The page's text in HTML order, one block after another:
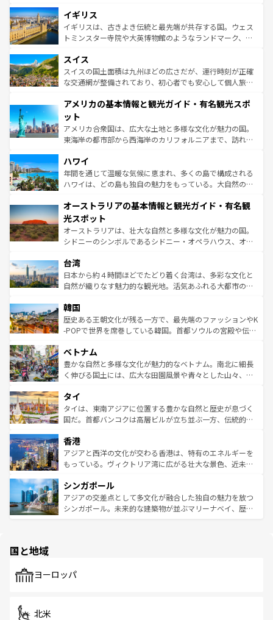
香り高いラベンダー畑など、多彩な楽しみ方が可能だ。さ
らに、パリ以外の地域にも魅力が溢れており、どの街角に
も豊かな歴史と文化が息づいている。パリ以外の個性あふ
を参照してほしい。
顔を持つこの国は、どこを歩いても飽きることがない。ベ
ルリンの文化的活気、バイエルン州のアルプスの絶景、そ
してライン川沿いのワイン畑といった風景は必見。ビール
は、お酒好きな人にはぜひ体験してほしい。 なお、新着の
ドイツ情報はコンテンツ一覧を参照してほしい。
イギリス
イギリスは、古きよき伝統と最先端が共存する国。ウェス
トミンスター寺院や大英博物館のようなランドマーク、歴
リアごとに異なる魅力がある。また、優雅なアフタヌーン
ティー、ビール好きにはたまらない英国パブ、サッカー観
戦など、本場だからこそできる体験も豊富。イギリスを旅
ンツ一覧を参照してほしい。
スイス
スイスの国土面積は九州ほどの広さだが、運行時刻が正確
な交通網が整備されており、初心者でも安心して個人旅行
の建物がそのまま残る町や、スイスならではのユニークな
博物館もあり、アルプス観光だけでなく町歩きも満喫する
ことができる。国民の所得が高いため物価も高いが、旅行
者向けの交通パス提供のサービスもあり、うまく活用すれ
着のスイス情報は
アメリカの基本情報と観光ガイド・有名観光スポ
ット
アメリカ合衆国は、広大な土地と多様な文化が魅力の国。
東海岸の都市部から西海岸のカリフォルニアまで、訪れる
のような巨大都市は、観光、ショッピング、エンターテイ
ンメントが詰まった刺激的なスポットだ。一方、アメリカ
西部には大自然が広がり、グランドキャニオンやイエロー
部のニューオーリンズでは、音楽と美食が融合した独特の
文化が魅力。旅行者はアメリカの各地域で異なる魅力を楽
しみながら、その多様性と豊かな歴史を感じることができ
るだろう。車でのロードトリップや列車の旅も、アメリカ
情報は
ハワイ
年間を通じて温暖な気候に恵まれ、多くの島で構成される
ハワイは、どの島も独自の魅力をもっている。大自然の神
ワイ島は見逃せない。また、定番の観光地といえばオアフ
島だが、静かな自然を求めるならマウイ島やカウアイ島が
おすすめ。エメラルドグリーンに輝く海をはじめ、豊かな
文化や歴史が息づいている。「アロハスピリット」と呼ば
人々、おいしいローカルフードやハワイアンミュージッ
ク、伝統的なフラダンスなど、すべてがハワイの魅力を彩
っている。訪れるたびに新しい発見と感動が待っているハ
はコンテンツ一覧
オーストラリアの基本情報と観光ガイド・有名観
光スポット
オーストラリアは、壮大な自然と多様な文化が魅力の国。
シドニーのシンボルであるシドニー・オペラハウス、オー
リアリーフや大陸中央部にそびえるウルル（エアーズロッ
ク）、タスマニアの美しい原生林やケアンズの熱帯雨林な
ど、見どころがたくさん。また、カフェやワイン、オージ
いる。アクティビティも充実しており、サーフィンやダイ
ビング、ハイキングなど、アウトドア好きにはたまらな
い。オーストラリアの多彩な魅力を存分に味わいつくそ
参照してほしい。
台湾
日本から約４時間ほどでたどり着く台湾は、多彩な文化と
自然が織りなす魅力的な観光地。活気あふれる大都市の台
ン）、静ひつな山岳地帯である台湾東部など、都市の喧騒
と山間の静けさが共存しており、訪れる人に新しい発見と
驚きをもたらしてくれる。また、奥深い台湾の食文化も魅
容にもいいと評判のスイーツなど、バラエティ豊かな料理
が味わえる。 なお、新着の台湾情報は コンテンツ一覧を参
照してほしい。
韓国
歴史ある王朝文化が残る一方で、最先端のファッションやK
-POPで世界を席巻している韓国。首都ソウルの宮殿や伝統
き、地方に足を延ばせば四季折々の自然美を楽しむことが
できる。そして、キムチや焼肉、絶品のストリートフード
まで、さまざまな韓国料理が待っている。夜には、韓国な
リティに包まれながら、韓国の多彩な魅力を心ゆくまで味
わってみてほしい。 なお、新着の韓国情報はコンテンツ一
覧を参照してほしい。
ベトナム
豊かな自然と多様な文化が魅力的なベトナム。南北に細長
く伸びる国土には、広大な田園風景や青々とした山々、世
急速な発展と共に伝統が息づく。ハノイの古い町並みやホ
ーチミン市のフランス統治時代の建物も、独特の雰囲気を
醸し出している。また、バラエティの豊かさとおいしさで
とつ。フォーやバインミー、ベトナムコーヒーなどは、ぜ
ひ現地で味わいたい。どの地域を訪れてもあたたかい人々
が旅行者を迎えてくれるので、きっと忘れられない旅にな
参照してほしい。
タイ
タイは、東南アジアに位置する豊かな自然と歴史が息づく
国だ。首都バンコクは高層ビルが立ち並ぶ一方、伝統的な
の活気が交差している。北部ではチェンマイなどの山岳地
帯で自然と触れ合い、南部ではプーケットやクラビの美し
いビーチでリゾート気分を楽しむことができる。タイ料理
激する。気候は一年中温暖で、どの季節にも異なる楽しみ
が待っている。親しみやすいタイの人々、仏教を中心とし
た文化、そして多様な観光資源が、訪れる旅人を魅了し続
香港
アジアと西洋の文化が交わる香港は、特有のエネルギーを
もっている。ヴィクトリア湾に広がる壮大な景色、近未来
み、どこを訪れても感動するはず。観光スポットが密集し
ており、効率よく見どころを回れるのも魅力。息をのむよ
うな絶景から文化的な体験まで、香港を存分に楽しみ尽く
シンガポール
アジアの交差点として多文化が融合した独自の魅力を放つ
シンガポール。未来的な建築物が並ぶマリーナベイ、歴史
で、ホーカーズは地元の風情を楽しめる外せないスポット
国と地域
ヨーロッパ
北米